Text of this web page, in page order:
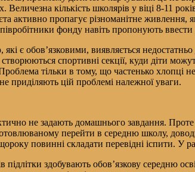
Величезна кількість школярів у віці 8-11
активно пропагує різноманітне живлення,
фонду навіть пропонують
які є обов’язковими, виявляється
створюються спортивні секції, куди діти
тільки в тому, що частенько хлопці
приділяють цій проблемі належної уваги.
не задають домашнього завдання. Проте
перейти в середню школу,
повинні складати перевідні іспити. У
підлітки здобувають обов’язкову середню